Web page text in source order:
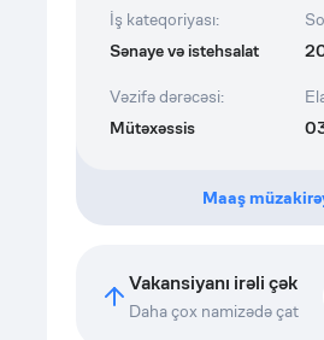
İş kateqoriyası:
Sənaye və istehsalat
Vəzifə dərəcəsi:
Mütəxəssis
Maaş
Vakansiyanı irəli çək
Daha çox namizədə çat